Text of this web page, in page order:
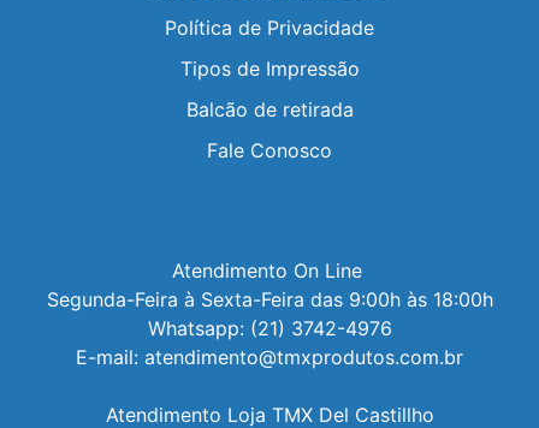
Política de Privacidade
Tipos de Impressão
Balcão de retirada
Fale Conosco
Atendimento On Line
Segunda-Feira à Sexta-Feira das 9:00h às 18:00h
Whatsapp: (21) 3742-4976
E-mail: atendimento@tmxprodutos.com.br
Atendimento Loja TMX Del Castillho